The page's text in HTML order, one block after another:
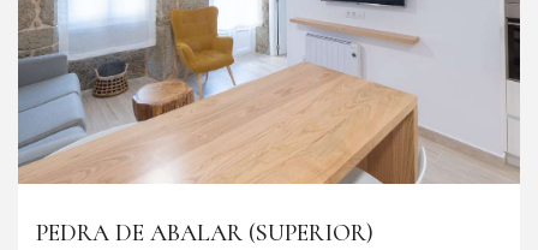
PEDRA DE ABALAR (SUPERIOR)